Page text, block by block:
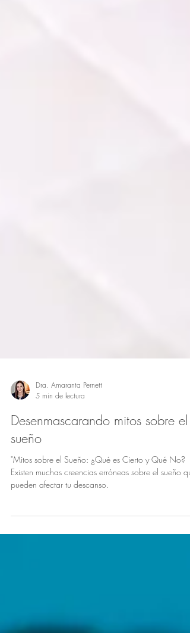
Dra. Amaranta Pernett
5 min de lectura
Desenmascarando mitos sobre el
sueño
"Mitos sobre el Sueño: ¿Qué es Cierto y Qué No?
pueden afectar tu descanso.